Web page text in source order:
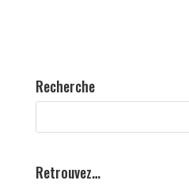
Recherche
Retrouvez…